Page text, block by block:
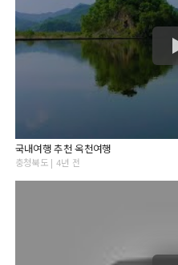
국내여행 추천 옥천여행
충청북도 | 4년 전